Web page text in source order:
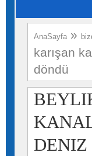
AnaSayfa »
karışan
döndü